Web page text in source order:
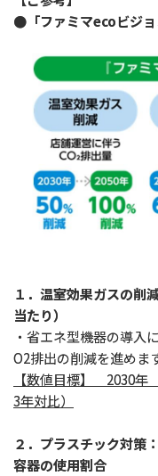
●「ファミマecoビジ
１．温室効果ガスの削
当たり）
・省エネ型機器の導入
O2排出の削減を進めます
【数値目標】 2030
3年対比）
２．プラスチック対策
容器の使用割合